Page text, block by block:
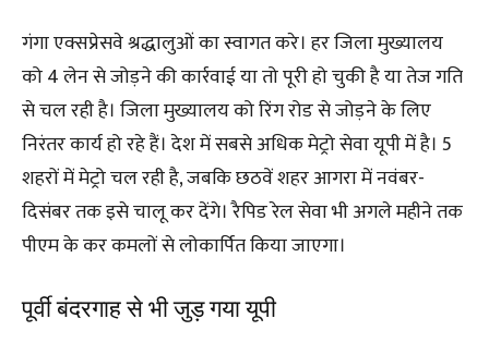
गंगा एक्सप्रेसवे श्रद्धालुओं का स्वागत करे। हर जिला मुख्यालय
को 4 लेन से जोड़ने की कार्रवाई या तो पूरी हो चुकी है या तेज गति
से चल रही है। जिला मुख्यालय को रिंग रोड से जोड़ने के लिए
निरंतर कार्य हो रहे हैं। देश में सबसे अधिक मेट्रो सेवा यूपी में है। 5
शहरों में मेट्रो चल रही है, जबकि छठवें शहर आगरा में नवंबर-
दिसंबर तक इसे चालू कर देंगे। रैपिड रेल सेवा भी अगले महीने तक
पीएम के कर कमलों से लोकार्पित किया जाएगा।
पूर्वी बंदरगाह से भी जुड़ गया यूपी